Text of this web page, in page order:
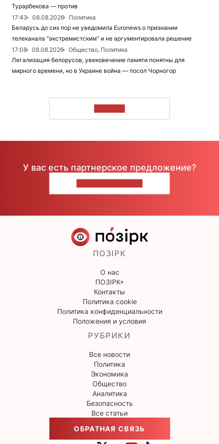
Турарбекова — против
17:43
08.08.2026
Политика
Беларусь до сих пор не уведомила Euronews о признании
телеканала "экстремистским" и не аргументировала решение
17:08
08.08.2026
Общество, Политика
Легализация белорусов, увековечение памяти понятны для
мирного времени, но в Украине война — посол Чорногор
У вас есть партнерское предложение?
ПОЗІРК
О нас
ПОЗІРК+
Контакты
Политика cookie
Политика конфиденциальности
Положения и условия
РУБРИКИ
Все новости
Политика
Экономика
Общество
Аналитика
Безопасность
Все статьи
ОБРАТНАЯ СВЯЗЬ